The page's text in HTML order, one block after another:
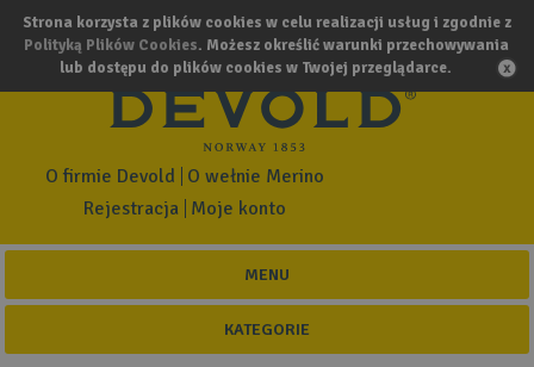
Strona korzysta z plików cookies w celu realizacji usług i zgodnie z
Polityką Plików Cookies. Możesz określić warunki przechowywania
lub dostępu do plików cookies w Twojej przeglądarce.
Rejestracja Moje konto
O firmie Devold O wełnie Merino
MENU
KATEGORIE